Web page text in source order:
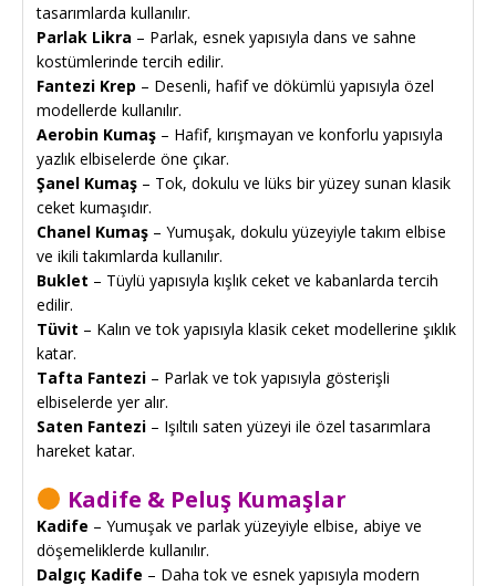
tasarımlarda kullanılır.
Parlak Likra – Parlak, esnek yapısıyla dans ve sahne
kostümlerinde tercih edilir.
Fantezi Krep – Desenli, hafif ve dökümlü yapısıyla özel
modellerde kullanılır.
Aerobin Kumaş – Hafif, kırışmayan ve konforlu yapısıyla
yazlık elbiselerde öne çıkar.
Şanel Kumaş – Tok, dokulu ve lüks bir yüzey sunan klasik
ceket kumaşıdır.
Chanel Kumaş – Yumuşak, dokulu yüzeyiyle takım elbise
ve ikili takımlarda kullanılır.
Buklet – Tüylü yapısıyla kışlık ceket ve kabanlarda tercih
edilir.
Tüvit – Kalın ve tok yapısıyla klasik ceket modellerine şıklık
katar.
Tafta Fantezi – Parlak ve tok yapısıyla gösterişli
elbiselerde yer alır.
Saten Fantezi – Işıltılı saten yüzeyi ile özel tasarımlara
hareket katar.
Kadife & Peluş Kumaşlar
Kadife – Yumuşak ve parlak yüzeyiyle elbise, abiye ve
döşemeliklerde kullanılır.
Dalgıç Kadife – Daha tok ve esnek yapısıyla modern